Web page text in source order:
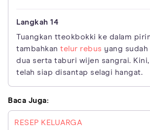
Tuangkan tteokbokki ke dalam
tambahkan telur rebus yang
dua serta taburi wijen sangrai.
telah siap disantap selagi hangat.
Baca Juga:
RESEP KELUARGA